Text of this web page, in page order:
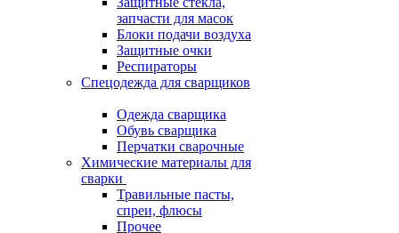
запчасти для масок
Блоки подачи воздуха
Защитные очки
Респираторы
Спецодежда для сварщиков
Одежда сварщика
Обувь сварщика
Перчатки сварочные
Химические материалы для
сварки
Травильные пасты,
спреи, флюсы
Прочее